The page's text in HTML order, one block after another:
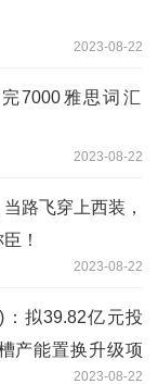
2023-08-22
7000雅思词汇️
2023-08-22
路飞穿上西装，
！
2023-08-22
：拟39.82亿元投
产能置换升级项
2023-08-22